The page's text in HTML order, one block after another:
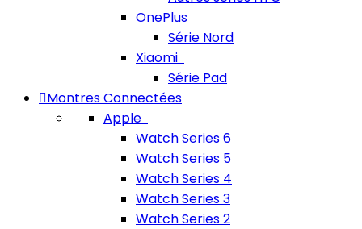
OnePlus
Série Nord
Xiaomi
Série Pad
Montres Connectées
Apple
Watch Series 6
Watch Series 5
Watch Series 4
Watch Series 3
Watch Series 2